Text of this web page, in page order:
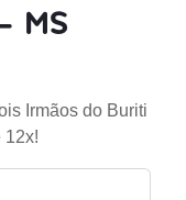
MS
Irmãos do Buriti
12x!